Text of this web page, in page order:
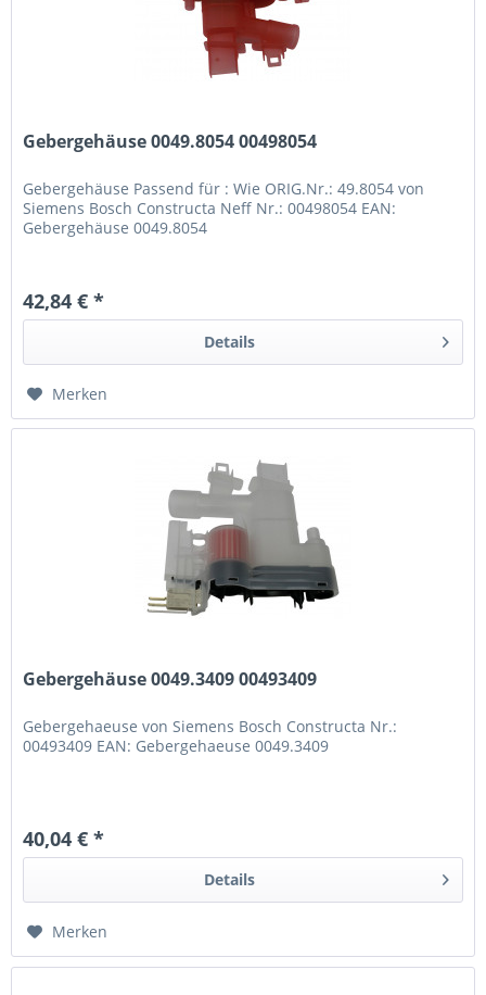
Gebergehäuse 0049.8054 00498054
Gebergehäuse Passend für : Wie ORIG.Nr.: 49.8054 von
Siemens Bosch Constructa Neff Nr.: 00498054 EAN:
Gebergehäuse 0049.8054
42,84 € *
Details
Merken
Gebergehäuse 0049.3409 00493409
Gebergehaeuse von Siemens Bosch Constructa Nr.:
00493409 EAN: Gebergehaeuse 0049.3409
40,04 € *
Details
Merken